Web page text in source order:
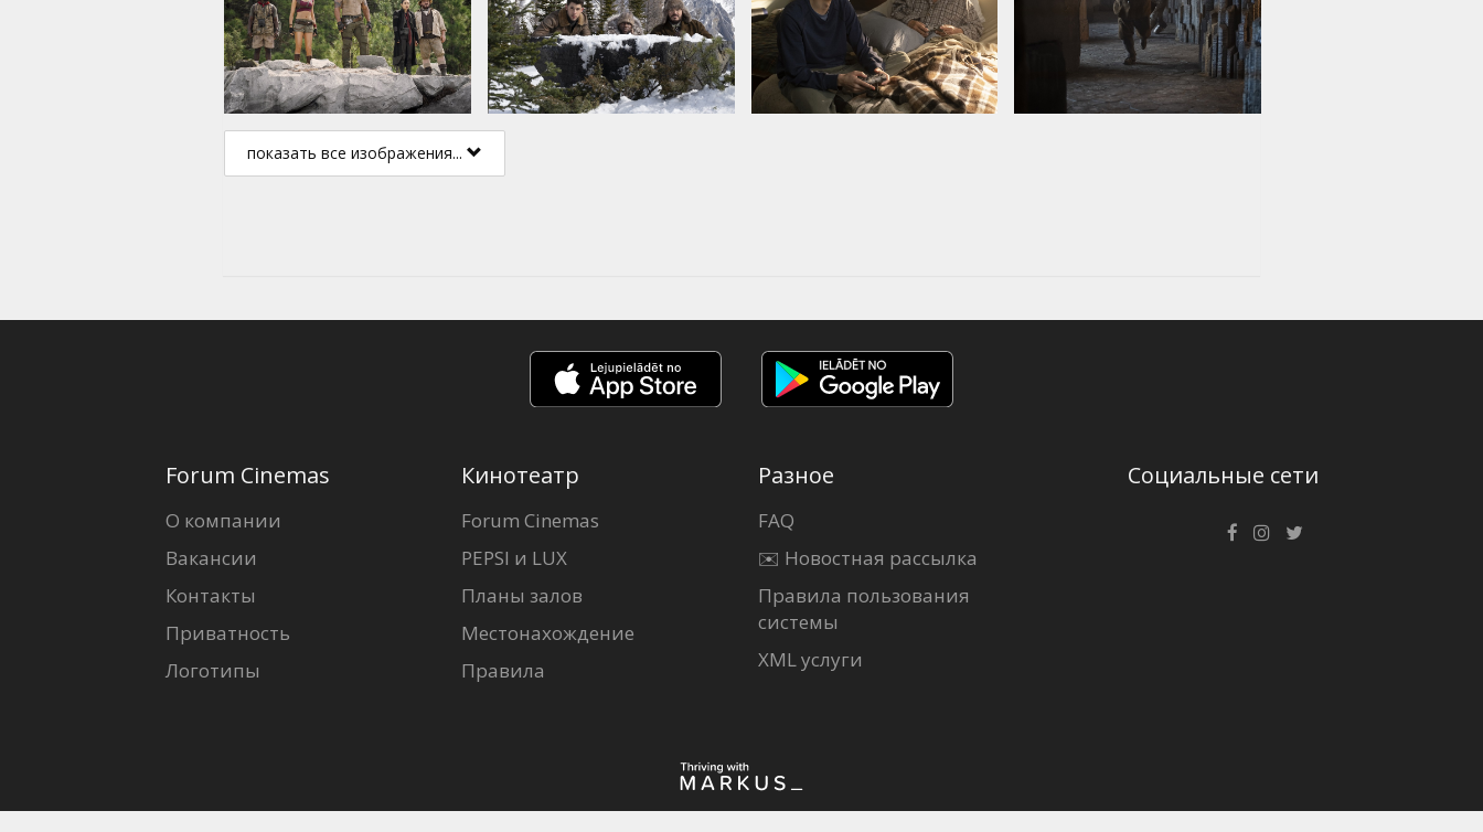
показать все изображения...
Forum Cinemas
О компании
Вакансии
Контакты
Приватность
Логотипы
Кинотеатр
Forum Cinemas
PEPSI и LUX
Планы залов
Местонахождение
Правила
Разное
FAQ
✉️ Новостная рассылка
Правила пользования
системы
XML услуги
Социальные сети